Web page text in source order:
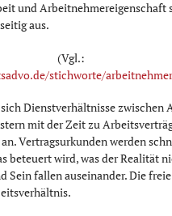
und Arbeitnehmereigenschaft
aus.
(Vgl.:
stichworte/
Dienstverhältnisse zwischen
mit der Zeit zu
Vertragsurkunden werden
beteuert wird, was der Realität
Sein fallen auseinander. Die